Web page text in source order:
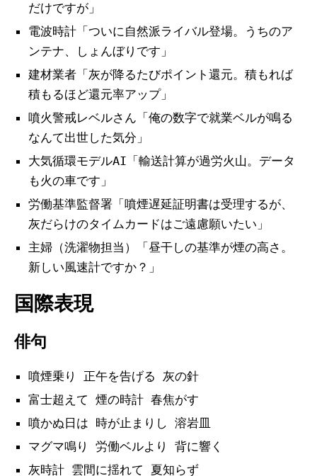
だけですが」
電波時計「ついに自然派ライバル登場。うちのア
ンテナ、しょんぼりです」
建材業者「灰が降るたびポイント還元。積もれば
積もるほど還元率アップ」
噴火警戒レベルさん「俺の数字で就業ベルが鳴る
なんて出世した気分」
大気循環モデルAI「輸送計算が過労火山。データ
も火の車です」
労働基準監督署「噴煙遅延証明書は受理するが、
灰だらけのタイムカードはご遠慮願いたい」
主婦（洗濯物担当）「昼干しの基準が煙の高さ。
新しい風速計ですか？」
国際表現
俳句
噴煙乗り 正午を告げる 灰の針
富士超えて 煙の時計 春焦がす
噴かぬ日は 時が止まりし 溶岩皿
マグマ鳴り 労働ベルより 背に響く
灰時計 雲間に揺れて 夏知らず